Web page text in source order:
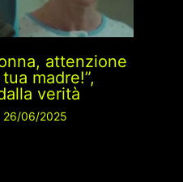
attenzione
madre!”,
verità
26/06/2025